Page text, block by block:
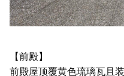
【前殿】
前殿屋顶覆黄色琉璃瓦且